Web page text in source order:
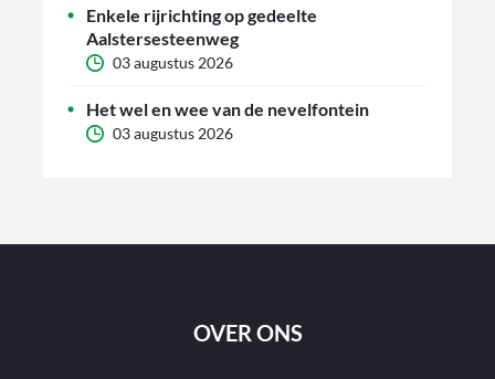
Enkele rijrichting op gedeelte
Aalstersesteenweg
03 augustus 2026
Het wel en wee van de nevelfontein
03 augustus 2026
OVER ONS